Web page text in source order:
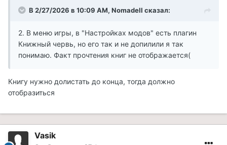
В 2/27/2026 в 10:09 AM, NomadeII сказал:
2. В меню игры, в "Настройках модов" есть плагин
Книжный червь, но его так и не допилили я так
понимаю. Факт прочтения книг не отображается(
Книгу нужно долистать до конца, тогда должно
отобразиться
Vasik